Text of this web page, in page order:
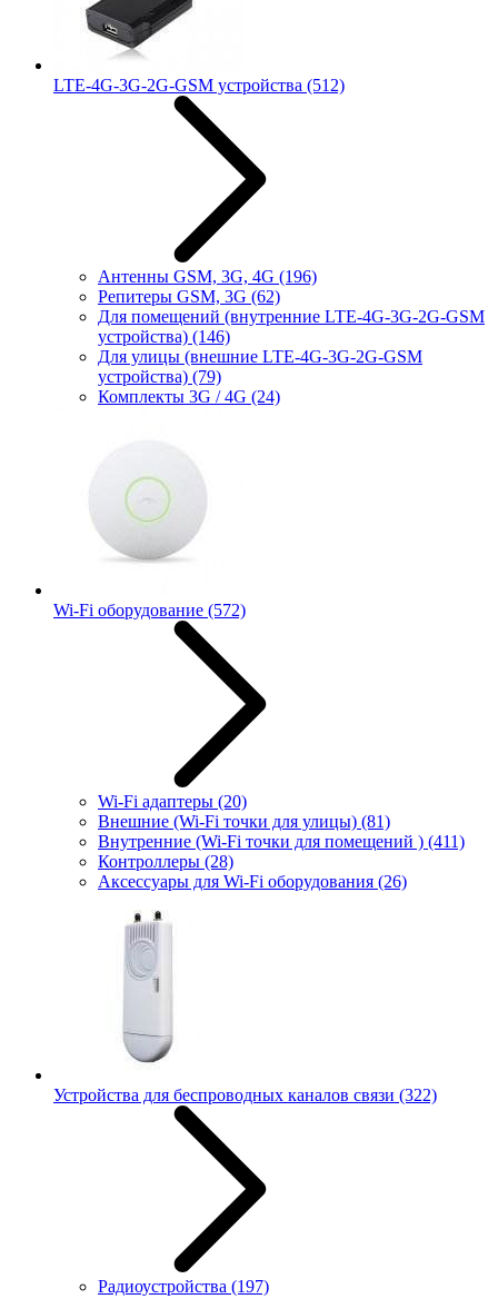
LTE-4G-3G-2G-GSM устройства (512)
Антенны GSM, 3G, 4G (196)
Репитеры GSM, 3G (62)
Для помещений (внутренние LTE-4G-3G-2G-GSM
устройства) (146)
Для улицы (внешние LTE-4G-3G-2G-GSM
устройства) (79)
Комплекты 3G / 4G (24)
Wi-Fi оборудование (572)
Wi-Fi адаптеры (20)
Внешние (Wi-Fi точки для улицы) (81)
Внутренние (Wi-Fi точки для помещений ) (411)
Контроллеры (28)
Аксессуары для Wi-Fi оборудования (26)
Устройства для беспроводных каналов связи (322)
Радиоустройства (197)